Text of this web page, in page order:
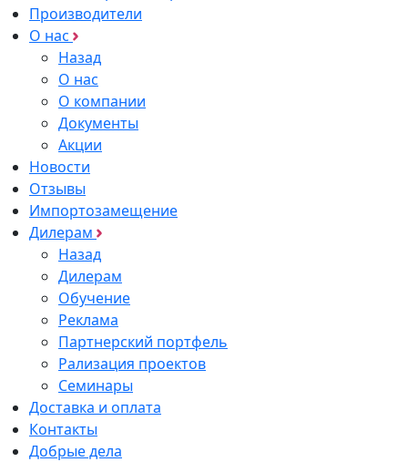
Производители
О нас
Назад
О нас
О компании
Документы
Акции
Новости
Отзывы
Импортозамещение
Дилерам
Назад
Дилерам
Обучение
Реклама
Партнерский портфель
Рализация проектов
Семинары
Доставка и оплата
Контакты
Добрые дела